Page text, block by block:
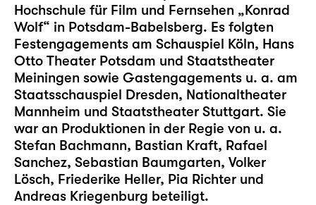
Hochschule für Film und Fernsehen „Konrad
Wolf“ in Potsdam-Babelsberg. Es folgten
Festengagements am Schauspiel Köln, Hans
Otto Theater Potsdam und Staatstheater
Meiningen sowie Gastengagements u. a. am
Staatsschauspiel Dresden, Nationaltheater
Mannheim und Staatstheater Stuttgart. Sie
war an Produktionen in der Regie von u. a.
Stefan Bachmann, Bastian Kraft, Rafael
Sanchez, Sebastian Baumgarten, Volker
Lösch, Friederike Heller, Pia Richter und
Andreas Kriegenburg beteiligt.